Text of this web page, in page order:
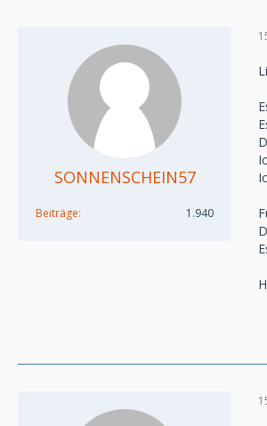
SONNENSCHEIN57
Beiträge 1.940